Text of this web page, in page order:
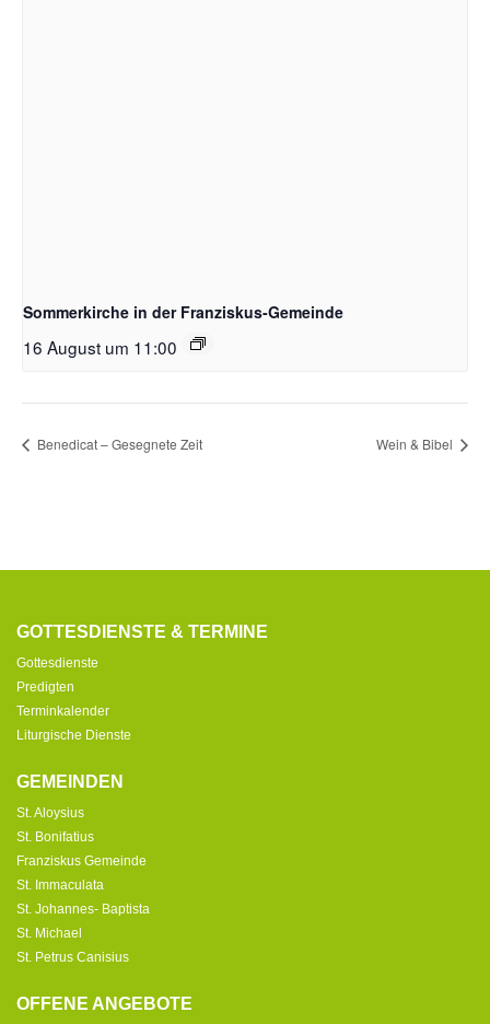
Sommerkirche in der Franziskus-Gemeinde
16 August um 11:00
Benedicat – Gesegnete Zeit Wein & Bibel
GOTTESDIENSTE & TERMINE
Gottesdienste
Predigten
Terminkalender
Liturgische Dienste
GEMEINDEN
St. Aloysius
St. Bonifatius
Franziskus Gemeinde
St. Immaculata
St. Johannes- Baptista
St. Michael
St. Petrus Canisius
OFFENE ANGEBOTE